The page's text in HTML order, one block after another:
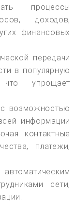
процессы
доходов,
финансовых
передачи
в популярную
что упрощает
с возможностью
информации
контактные
платежи,
сети,